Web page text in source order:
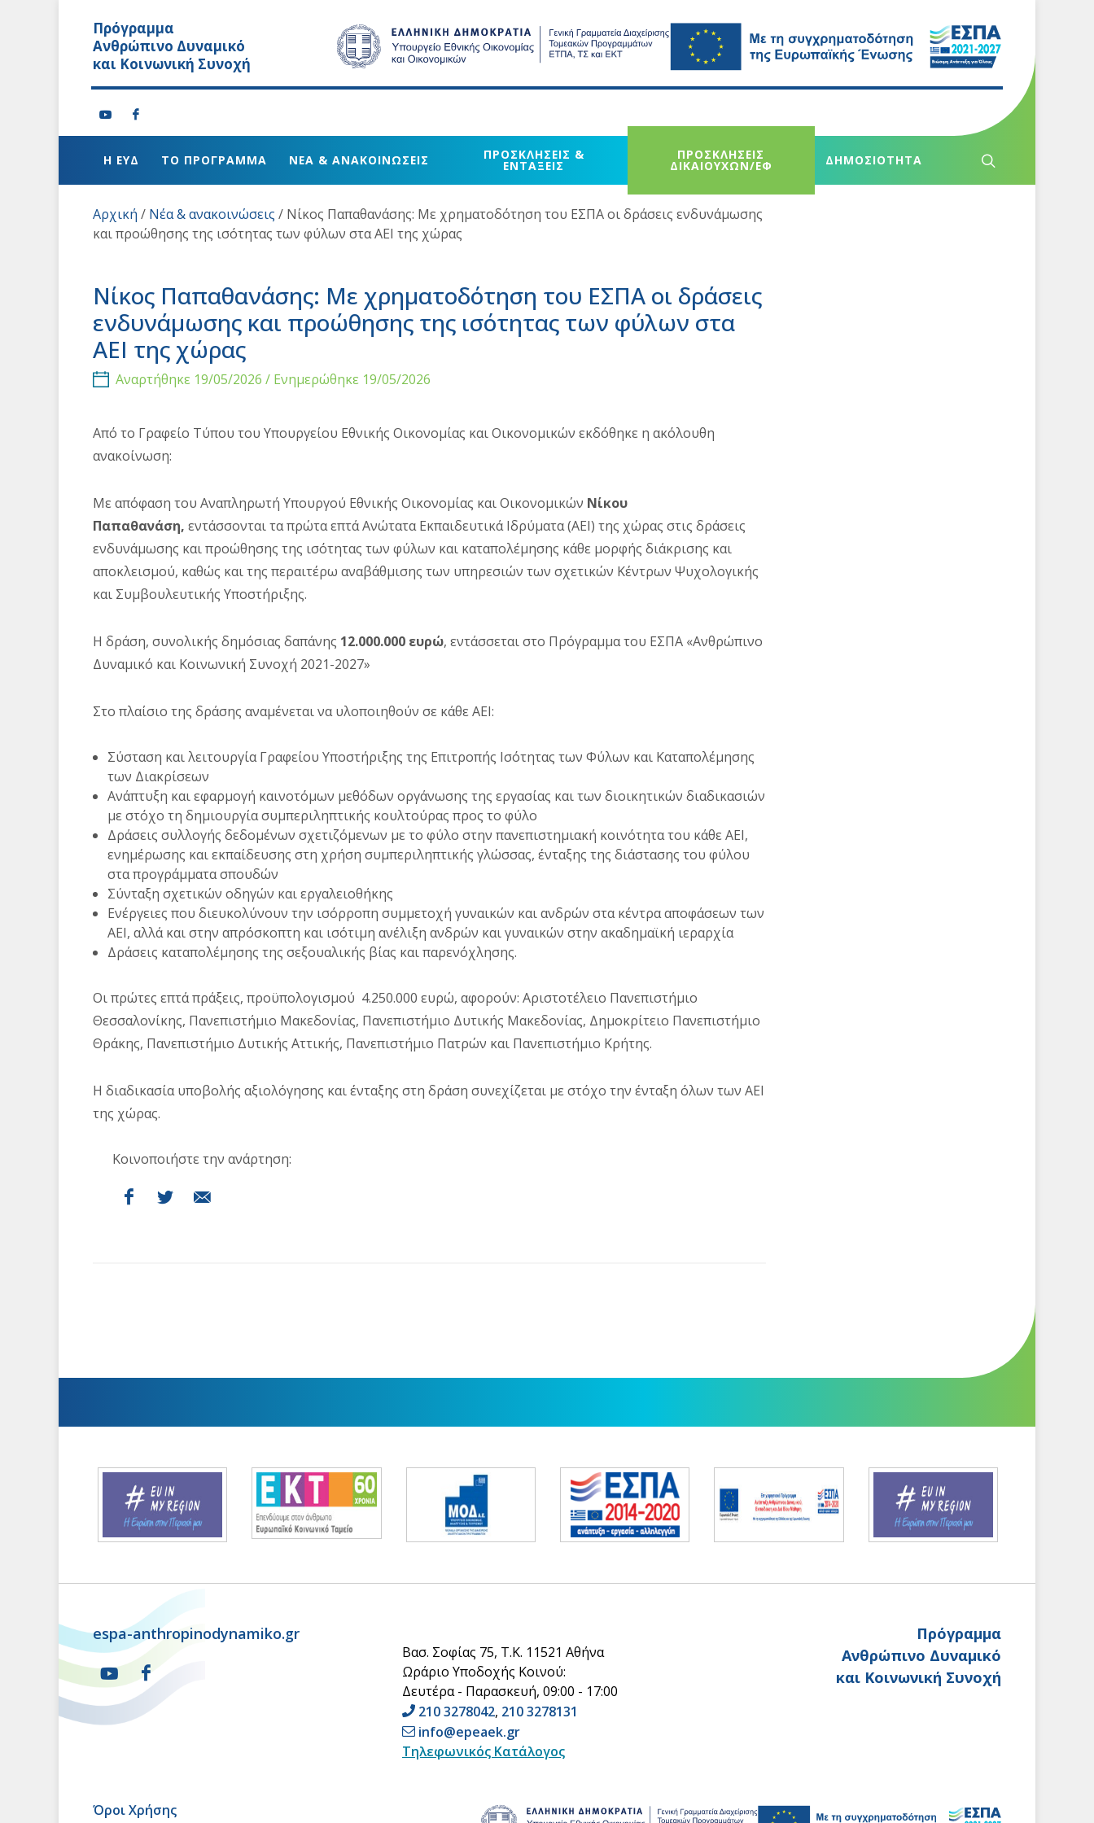
Πρόγραμμα
Ανθρώπινο Δυναμικό
και Κοινωνική Συνοχή
Η ΕΥΔ ΤΟ ΠΡΟΓΡΑΜΜΑ ΝΕΑ & ΑΝΑΚΟΙΝΩΣΕΙΣ ΠΡΟΣΚΛΗΣΕΙΣ &
ΕΝΤΑΞΕΙΣ
ΠΡΟΣΚΛΗΣΕΙΣ
ΔΙΚΑΙΟΥΧΩΝ/ΕΦ ΔΗΜΟΣΙΟΤΗΤΑ
Αρχική / Νέα & ανακοινώσεις / Νίκος Παπαθανάσης: Με χρηματοδότηση του ΕΣΠΑ οι δράσεις ενδυνάμωσης
και προώθησης της ισότητας των φύλων στα ΑΕΙ της χώρας
Νίκος Παπαθανάσης: Με χρηματοδότηση του ΕΣΠΑ οι δράσεις
ενδυνάμωσης και προώθησης της ισότητας των φύλων στα
ΑΕΙ της χώρας
Αναρτήθηκε 19/05/2026 / Ενημερώθηκε 19/05/2026
Από το Γραφείο Τύπου του Υπουργείου Εθνικής Οικονομίας και Οικονομικών εκδόθηκε η ακόλουθη
ανακοίνωση:
Με απόφαση του Αναπληρωτή Υπουργού Εθνικής Οικονομίας και Οικονομικών Νίκου
Παπαθανάση, εντάσσονται τα πρώτα επτά Ανώτατα Εκπαιδευτικά Ιδρύματα (ΑΕΙ) της χώρας στις δράσεις
ενδυνάμωσης και προώθησης της ισότητας των φύλων και καταπολέμησης κάθε μορφής διάκρισης και
αποκλεισμού, καθώς και της περαιτέρω αναβάθμισης των υπηρεσιών των σχετικών Κέντρων Ψυχολογικής
και Συμβουλευτικής Υποστήριξης.
Η δράση, συνολικής δημόσιας δαπάνης 12.000.000 ευρώ, εντάσσεται στο Πρόγραμμα του ΕΣΠΑ «Ανθρώπινο
Δυναμικό και Κοινωνική Συνοχή 2021-2027»
Στο πλαίσιο της δράσης αναμένεται να υλοποιηθούν σε κάθε ΑΕΙ:
Σύσταση και λειτουργία Γραφείου Υποστήριξης της Επιτροπής Ισότητας των Φύλων και Καταπολέμησης
των Διακρίσεων
Ανάπτυξη και εφαρμογή καινοτόμων μεθόδων οργάνωσης της εργασίας και των διοικητικών διαδικασιών
με στόχο τη δημιουργία συμπεριληπτικής κουλτούρας προς το φύλο
Δράσεις συλλογής δεδομένων σχετιζόμενων με το φύλο στην πανεπιστημιακή κοινότητα του κάθε ΑΕΙ,
ενημέρωσης και εκπαίδευσης στη χρήση συμπεριληπτικής γλώσσας, ένταξης της διάστασης του φύλου
στα προγράμματα σπουδών
Σύνταξη σχετικών οδηγών και εργαλειοθήκης
Ενέργειες που διευκολύνουν την ισόρροπη συμμετοχή γυναικών και ανδρών στα κέντρα αποφάσεων των
ΑΕΙ, αλλά και στην απρόσκοπτη και ισότιμη ανέλιξη ανδρών και γυναικών στην ακαδημαϊκή ιεραρχία
Δράσεις καταπολέμησης της σεξουαλικής βίας και παρενόχλησης.
Οι πρώτες επτά πράξεις, προϋπολογισμού 4.250.000 ευρώ, αφορούν: Αριστοτέλειο Πανεπιστήμιο
Θεσσαλονίκης, Πανεπιστήμιο Μακεδονίας, Πανεπιστήμιο Δυτικής Μακεδονίας, Δημοκρίτειο Πανεπιστήμιο
Θράκης, Πανεπιστήμιο Δυτικής Αττικής, Πανεπιστήμιο Πατρών και Πανεπιστήμιο Κρήτης.
Η διαδικασία υποβολής αξιολόγησης και ένταξης στη δράση συνεχίζεται με στόχο την ένταξη όλων των ΑΕΙ
της χώρας.
Κοινοποιήστε την ανάρτηση:
espa-anthropinodynamiko.gr
Βασ. Σοφίας 75, Τ.Κ. 11521 Αθήνα
Ωράριο Υποδοχής Κοινού:
Δευτέρα - Παρασκευή, 09:00 - 17:00
210 3278042, 210 3278131
info@epeaek.gr
Τηλεφωνικός Κατάλογος
Πρόγραμμα
Ανθρώπινο Δυναμικό
και Κοινωνική Συνοχή
Όροι Χρήσης